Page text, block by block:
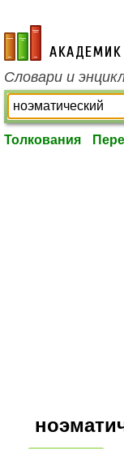
academic.ru
Словари и
Толкования